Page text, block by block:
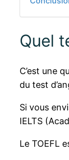
Quel
C’est une
du test
Si vous
IELTS
Le TOEFL